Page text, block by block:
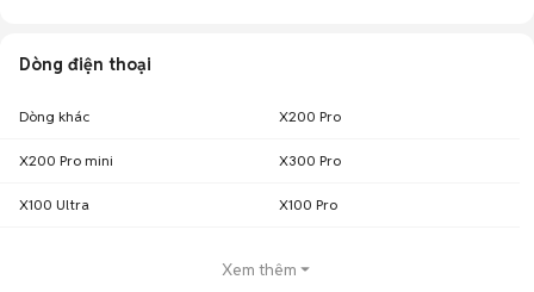
Dòng điện thoại
Dòng khác X200 Pro
X200 Pro mini X300 Pro
X100 Ultra X100 Pro
Xem thêm